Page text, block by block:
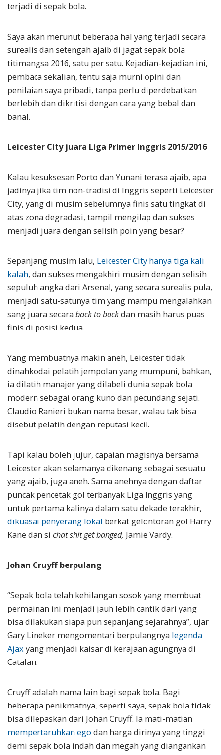
terjadi di sepak bola.
Saya akan merunut beberapa hal yang terjadi secara
surealis dan setengah ajaib di jagat sepak bola
titimangsa 2016, satu per satu. Kejadian-kejadian ini,
pembaca sekalian, tentu saja murni opini dan
penilaian saya pribadi, tanpa perlu diperdebatkan
berlebih dan dikritisi dengan cara yang bebal dan
banal.
Leicester City juara Liga Primer Inggris 2015/2016
Kalau kesuksesan Porto dan Yunani terasa ajaib, apa
jadinya jika tim non-tradisi di Inggris seperti Leicester
City, yang di musim sebelumnya finis satu tingkat di
atas zona degradasi, tampil mengilap dan sukses
menjadi juara dengan selisih poin yang besar?
Sepanjang musim lalu, Leicester City hanya tiga kali
kalah, dan sukses mengakhiri musim dengan selisih
sepuluh angka dari Arsenal, yang secara surealis pula,
menjadi satu-satunya tim yang mampu mengalahkan
sang juara secara back to backdan masih harus puas
finis di posisi kedua.
Yang membuatnya makin aneh, Leicester tidak
dinahkodai pelatih jempolan yang mumpuni, bahkan,
ia dilatih manajer yang dilabeli dunia sepak bola
modern sebagai orang kuno dan pecundang sejati.
Claudio Ranieri bukan nama besar, walau tak bisa
disebut pelatih dengan reputasi kecil.
Tapi kalau boleh jujur, capaian magisnya bersama
Leicester akan selamanya dikenang sebagai sesuatu
yang ajaib, juga aneh. Sama anehnya dengan daftar
puncak pencetak gol terbanyak Liga Inggris yang
untuk pertama kalinya dalam satu dekade terakhir,
dikuasai penyerang lokal berkat gelontoran gol Harry
Kane dan si chat shit get banged, Jamie Vardy.
Johan Cruyff berpulang
“Sepak bola telah kehilangan sosok yang membuat
permainan ini menjadi jauh lebih cantik dari yang
bisa dilakukan siapa pun sepanjang sejarahnya”, ujar
Gary Lineker mengomentari berpulangnya legenda
Ajax yang menjadi kaisar di kerajaan agungnya di
Catalan.
Cruyff adalah nama lain bagi sepak bola. Bagi
beberapa penikmatnya, seperti saya, sepak bola tidak
bisa dilepaskan dari Johan Cruyff. Ia mati-matian
mempertaruhkan ego dan harga dirinya yang tinggi
demi sepak bola indah dan megah yang diangankan